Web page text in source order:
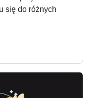
się do różnych